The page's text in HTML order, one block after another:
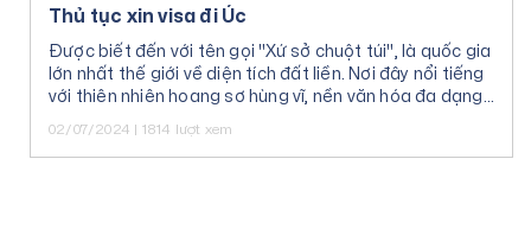
Thủ tục xin visa đi Úc
Được biết đến với tên gọi "Xứ sở chuột túi", là quốc gia
lớn nhất thế giới về diện tích đất liền. Nơi đây nổi tiếng
với thiên nhiên hoang sơ hùng vĩ, nền văn hóa đa dạng
và con người thân thiện.
02/07/2024 | 1814 lượt xem